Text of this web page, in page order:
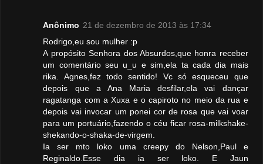
Anônimo 21 de dezembro de 2013 às 17:34
Rodrigo,eu sou mulher :p
A propósito Senhora dos Absurdos,que honra receber
um comentário seu u_u e sim,ela ta cada dia mais
rika. Agnes,fez todo sentido! Vc só esqueceu que
depois que a Ana Maria desfilar,ela vai dançar
ragatanga com a Xuxa e o capiroto no meio da rua e
depois vai invocar um ponei cor de rosa que vai voar
para um portuário,fazendo o céu ficar rosa-milkshake-
shekando-o-shaka-de-virgem.
Ia ser mto loko uma creepy do Nelson,Paul e
Reginaldo.Esse dia ia ser loko. E Jaun